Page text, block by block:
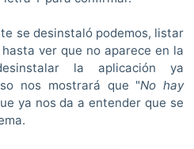
se desinstaló podemos, listar
ver que no aparece en la
la aplicación ya
nos mostrará que "No hay
ya nos da a entender que se